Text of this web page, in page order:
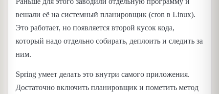
вешали её на системный планировщик (cron в Linux).
Это работает, но появляется второй кусок кода,
который надо отдельно собирать, деплоить и следить за
ним.
Spring умеет делать это внутри самого приложения.
Достаточно включить планировщик и пометить метод